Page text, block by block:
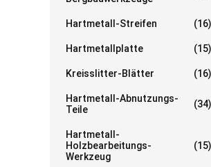
Hartmetall-Streifen (16)
Hartmetallplatte (15)
Kreisslitter-Blätter (16)
Hartmetall-Abnutzungs-
Teile
(34)
Hartmetall-
Holzbearbeitungs-
Werkzeug
(15)